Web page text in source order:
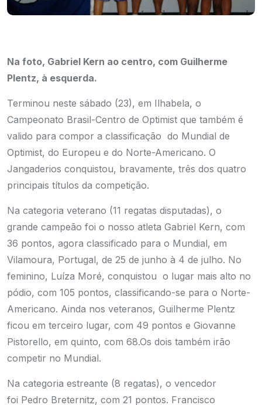
Na foto, Gabriel Kern ao centro, com Guilherme
Plentz, à esquerda.
Terminou neste sábado (23), em Ilhabela, o
Campeonato Brasil-Centro de Optimist que também é
valido para compor a classificação do Mundial de
Optimist, do Europeu e do Norte-Americano. O
Jangaderios conquistou, bravamente, três dos quatro
principais títulos da competição.
Na categoria veterano (11 regatas disputadas), o
grande campeão foi o nosso atleta Gabriel Kern, com
36 pontos, agora classificado para o Mundial, em
Vilamoura, Portugal, de 25 de junho à 4 de julho. No
feminino, Luíza Moré, conquistou o lugar mais alto no
pódio, com 105 pontos, classificando-se para o Norte-
Americano. Ainda nos veteranos, Guilherme Plentz
ficou em terceiro lugar, com 49 pontos e Giovanne
Pistorello, em quinto, com 68.Os dois também irão
competir no Mundial.
Na categoria estreante (8 regatas), o vencedor
foi Pedro Breternitz, com 21 pontos. Francisco